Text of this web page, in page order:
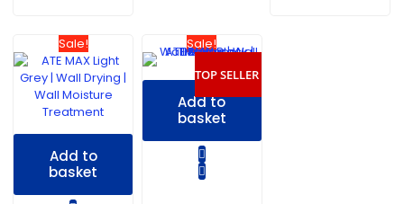
Sale!
Add to
basket
Sale!
TOP SELLER
Add to
basket